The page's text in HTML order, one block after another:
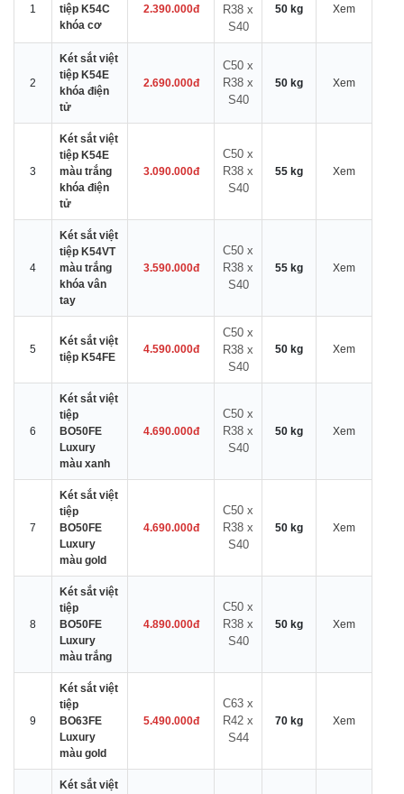
1
tiệp K54C
khóa cơ
2.390.000đ
R38 x
S40
50 kg Xem
2
Két sắt việt
tiệp K54E
khóa điện
tử
2.690.000đ
C50 x
R38 x
S40
50 kg Xem
3
Két sắt việt
tiệp K54E
màu trắng
khóa điện
tử
3.090.000đ
C50 x
R38 x
S40
55 kg Xem
4
Két sắt việt
tiệp K54VT
màu trắng
khóa vân
tay
3.590.000đ
C50 x
R38 x
S40
55 kg Xem
5
Két sắt việt
tiệp K54FE
4.590.000đ
C50 x
R38 x
S40
50 kg Xem
6
Két sắt việt
tiệp
BO50FE
Luxury
màu xanh
4.690.000đ
C50 x
R38 x
S40
50 kg Xem
7
Két sắt việt
tiệp
BO50FE
Luxury
màu gold
4.690.000đ
C50 x
R38 x
S40
50 kg Xem
8
Két sắt việt
tiệp
BO50FE
Luxury
màu trắng
4.890.000đ
C50 x
R38 x
S40
50 kg Xem
9
Két sắt việt
tiệp
BO63FE
Luxury
màu gold
5.490.000đ
C63 x
R42 x
S44
70 kg Xem
Két sắt việt